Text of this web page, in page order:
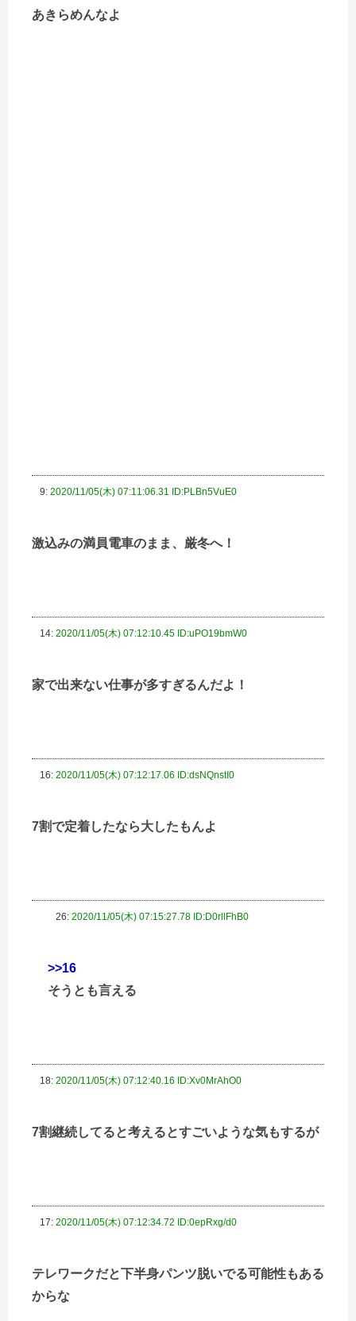
あきらめんなよ
9: 2020/11/05(木) 07:11:06.31 ID:PLBn5VuE0
激込みの満員電車のまま、厳冬へ！
14: 2020/11/05(木) 07:12:10.45 ID:uPO19bmW0
家で出来ない仕事が多すぎるんだよ！
16: 2020/11/05(木) 07:12:17.06 ID:dsNQnstI0
7割で定着したなら大したもんよ
26: 2020/11/05(木) 07:15:27.78 ID:D0rllFhB0
>>16
そうとも言える
18: 2020/11/05(木) 07:12:40.16 ID:Xv0MrAhO0
7割継続してると考えるとすごいような気もするが
17: 2020/11/05(木) 07:12:34.72 ID:0epRxg/d0
テレワークだと下半身パンツ脱いでる可能性もある
からな